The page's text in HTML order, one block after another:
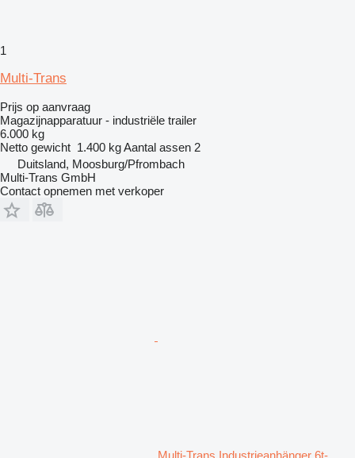
1
Multi-Trans
Prijs op aanvraag
Magazijnapparatuur - industriële trailer
6.000 kg
Netto gewicht 1.400 kgAantal assen 2
Duitsland, Moosburg/Pfrombach
Multi-Trans GmbH
Contact opnemen met verkoper
Multi-Trans Industrieanhänger 6t-